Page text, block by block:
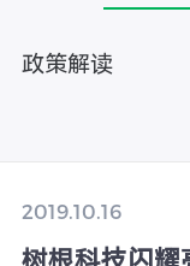
政策解读
2019.10.16